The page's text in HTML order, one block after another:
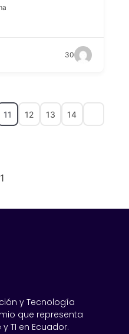
30
11 12 13 14
y Tecnología
que representa
TI en Ecuador.